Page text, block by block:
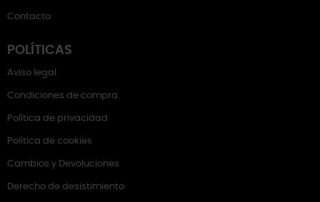
Contacto
POLÍTICAS
Aviso legal
Condiciones de compra
Política de privacidad
Política de cookies
Cambios y Devoluciones
Derecho de desistimiento